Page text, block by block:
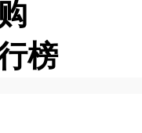
榜